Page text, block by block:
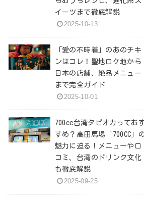
イーツまで徹底解説
2025-10-13
「愛の不時着」のあのチキ
ンはコレ！聖地ロケ地から
日本の店舗、絶品メニュー
まで完全ガイド
2025-10-01
700cc台湾タピオカってお
すめ？高田馬場「700CC」
魅力に迫る！メニューや口
コミ、台湾のドリンク文化
も徹底解説
2025-09-25